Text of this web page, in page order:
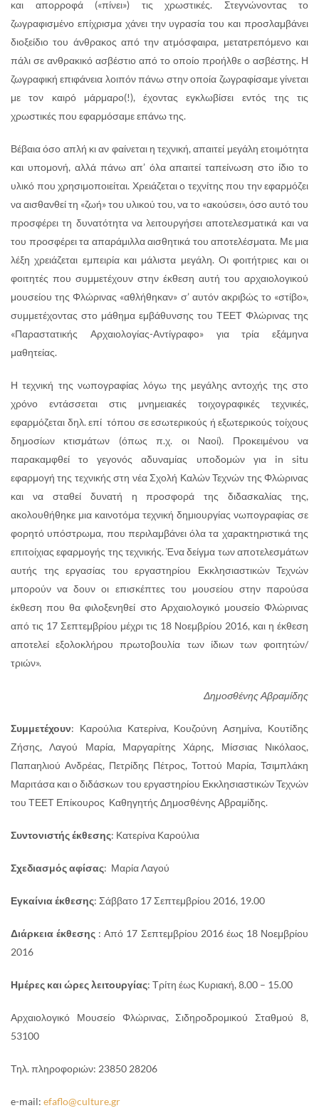
και απορροφά («πίνει») τις χρωστικές. Στεγνώνοντας το
ζωγραφισμένο επίχρισμα χάνει την υγρασία του και προσλαμβάνει
διοξείδιο του άνθρακος από την ατμόσφαιρα, μετατρεπόμενο και
πάλι σε ανθρακικό ασβέστιο από το οποίο προήλθε ο ασβέστης. Η
ζωγραφική επιφάνεια λοιπόν πάνω στην οποία ζωγραφίσαμε γίνεται
με τον καιρό μάρμαρο(!), έχοντας εγκλωβίσει εντός της τις
χρωστικές που εφαρμόσαμε επάνω της.
Βέβαια όσο απλή κι αν φαίνεται η τεχνική, απαιτεί μεγάλη ετοιμότητα
και υπομονή, αλλά πάνω απ’ όλα απαιτεί ταπείνωση στο ίδιο το
υλικό που χρησιμοποιείται. Χρειάζεται ο τεχνίτης που την εφαρμόζει
να αισθανθεί τη «ζωή» του υλικού του, να το «ακούσει», όσο αυτό του
προσφέρει τη δυνατότητα να λειτουργήσει αποτελεσματικά και να
του προσφέρει τα απαράμιλλα αισθητικά του αποτελέσματα. Με μια
λέξη χρειάζεται εμπειρία και μάλιστα μεγάλη. Οι φοιτήτριες και οι
φοιτητές που συμμετέχουν στην έκθεση αυτή του αρχαιολογικού
μουσείου της Φλώρινας «αθλήθηκαν» σ’ αυτόν ακριβώς το «στίβο»,
συμμετέχοντας στο μάθημα εμβάθυνσης του ΤΕΕΤ Φλώρινας της
«Παραστατικής Αρχαιολογίας-Αντίγραφο» για τρία εξάμηνα
μαθητείας.
Η τεχνική της νωπογραφίας λόγω της μεγάλης αντοχής της στο
χρόνο εντάσσεται στις μνημειακές τοιχογραφικές τεχνικές,
εφαρμόζεται δηλ. επί τόπου σε εσωτερικούς ή εξωτερικούς τοίχους
δημοσίων κτισμάτων (όπως π.χ. οι Ναοί). Προκειμένου να
παρακαμφθεί το γεγονός αδυναμίας υποδομών για in situ
εφαρμογή της τεχνικής στη νέα Σχολή Καλών Τεχνών της Φλώρινας
και να σταθεί δυνατή η προσφορά της διδασκαλίας της,
ακολουθήθηκε μια καινοτόμα τεχνική δημιουργίας νωπογραφίας σε
φορητό υπόστρωμα, που περιλαμβάνει όλα τα χαρακτηριστικά της
επιτοίχιας εφαρμογής της τεχνικής. Ένα δείγμα των αποτελεσμάτων
αυτής της εργασίας του εργαστηρίου Εκκλησιαστικών Τεχνών
μπορούν να δουν οι επισκέπτες του μουσείου στην παρούσα
έκθεση που θα φιλοξενηθεί στο Αρχαιολογικό μουσείο Φλώρινας
από τις 17 Σεπτεμβρίου μέχρι τις 18 Νοεμβρίου 2016, και η έκθεση
αποτελεί εξολοκλήρου πρωτοβουλία των ίδιων των φοιτητών/
τριών».
Δημοσθένης Αβραμίδης
Συμμετέχουν: Καρούλια Κατερίνα, Κουζούνη Ασημίνα, Κουτίδης
Ζήσης, Λαγού Μαρία, Μαργαρίτης Χάρης, Μίσσιας Νικόλαος,
Παπαηλιού Ανδρέας, Πετρίδης Πέτρος, Τοττού Μαρία, Τσιμπλάκη
Μαριτάσα και ο διδάσκων του εργαστηρίου Εκκλησιαστικών Τεχνών
του ΤΕΕΤ Επίκουρος Καθηγητής Δημοσθένης Αβραμίδης.
Συντονιστής έκθεσης: Κατερίνα Καρούλια
Σχεδιασμός αφίσας: Μαρία Λαγού
Εγκαίνια έκθεσης: Σάββατο 17 Σεπτεμβρίου 2016, 19.00
Διάρκεια έκθεσης : Από 17 Σεπτεμβρίου 2016 έως 18 Νοεμβρίου
2016
Ημέρες και ώρες λειτουργίας: Τρίτη έως Κυριακή, 8.00 – 15.00
Αρχαιολογικό Μουσείο Φλώρινας, Σιδηροδρομικού Σταθμού 8,
53100
Τηλ. πληροφοριών: 23850 28206
e-mail: efaflo@culture.gr